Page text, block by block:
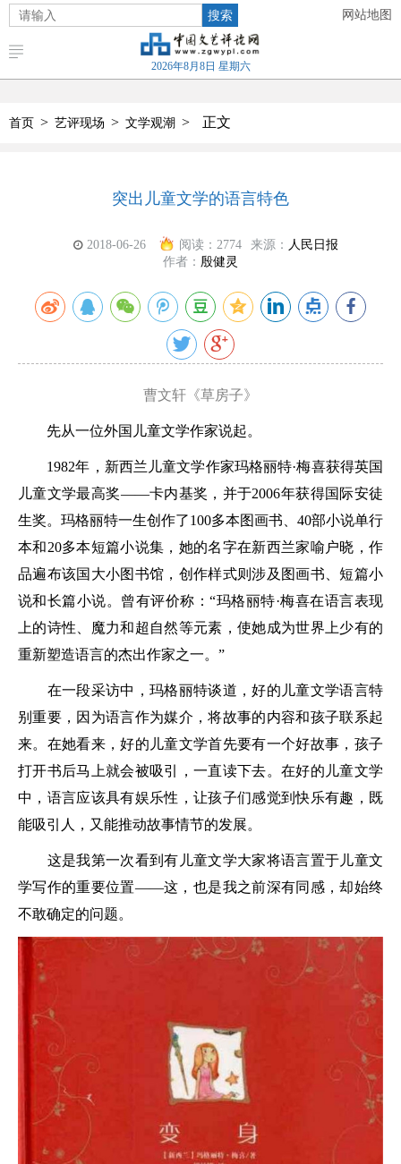
搜索 网站地图
2026年8月8日 星期六
首页 > 艺评现场 > 文学观潮 > 正文
突出儿童文学的语言特色
2018-06-26 阅读： 2774 来源： 人民日报
作者： 殷健灵
曹文轩 《草房子》
先从一位外国儿童文学作家说起。
1982年，新西兰儿童文学作家玛格丽特·梅喜获得英国
儿童文学最高奖——卡内基奖，并于2006年获得国际安徒
生奖。玛格丽特一生创作了100多本图画书、40部小说单行
本和20多本短篇小说集，她的名字在新西兰家喻户晓，作
品遍布该国大小图书馆，创作样式则涉及图画书、短篇小
说和长篇小说。曾有评价称：“玛格丽特·梅喜在语言表现
上的诗性、魔力和超自然等元素，使她成为世界上少有的
重新塑造语言的杰出作家之一。”
在一段采访中，玛格丽特谈道，好的儿童文学语言特
别重要，因为语言作为媒介，将故事的内容和孩子联系起
来。在她看来，好的儿童文学首先要有一个好故事，孩子
打开书后马上就会被吸引，一直读下去。在好的儿童文学
中，语言应该具有娱乐性，让孩子们感觉到快乐有趣，既
能吸引人，又能推动故事情节的发展。
这是我第一次看到有儿童文学大家将语言置于儿童文
学写作的重要位置——这，也是我之前深有同感，却始终
不敢确定的问题。